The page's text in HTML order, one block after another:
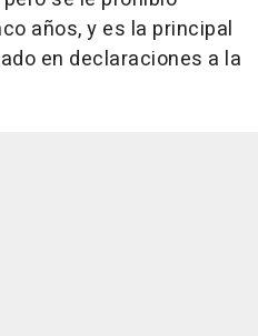
años, y es la principal
en declaraciones a la